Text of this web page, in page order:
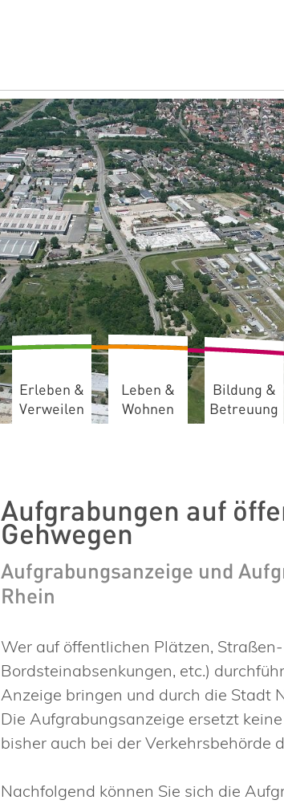
Erleben &
Verweilen
Leben &
Wohnen
Bildung &
Betreuung
Aufgrabungen auf
Gehwegen
Aufgrabungsanzeige und
Rhein
Wer auf öffentlichen Plätzen,
Bordsteinabsenkungen, etc.)
Anzeige bringen und durch die Stadt
Die Aufgrabungsanzeige ersetzt
bisher auch bei der Verkehrsbehörde
Nachfolgend können Sie sich die